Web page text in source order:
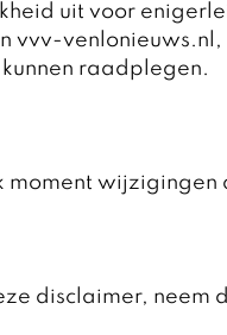
uit voor
vvv-
raadplegen.
moment
disclaimer, neem